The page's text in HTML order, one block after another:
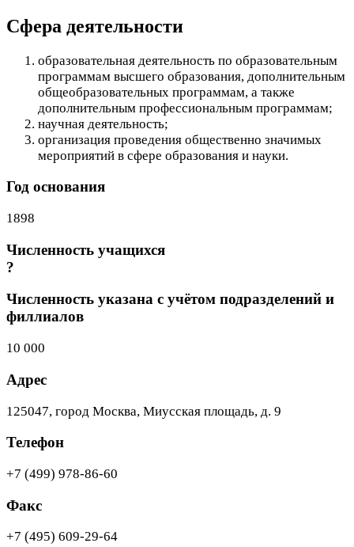
Сфера деятельности
образовательная деятельность по образовательным
программам высшего образования, дополнительным
общеобразовательных программам, а также
дополнительным профессиональным программам;
научная деятельность;
организация проведения общественно значимых
мероприятий в сфере образования и науки.
Год основания
1898
Численность учащихся
?
Численность указана с учётом подразделений и
филлиалов
10 000
Адрес
125047, город Москва, Миусская площадь, д. 9
Телефон
+7 (499) 978-86-60
Факс
+7 (495) 609-29-64